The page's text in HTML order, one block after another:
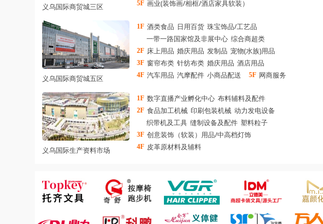
义乌国际商贸城三区
5F 画业(装饰画/相框/酒店家具软装）
义乌国际商贸城五区
1F 酒类食品 日用百货 珠宝饰品/工艺品
一带一路国家馆及非展中心 综合商超类
2F 床上用品 婚庆用品 发制品 宠物(水族)用品
3F 窗帘布类 针纺布类 婚庆用品 酒店用品
4F 汽车用品 汽摩配件 小商品配送 5F 网商服务
义乌国际生产资料市场
1F 数字直播产业孵化中心 布料辅料及配件
2F 食品加工机械 印刷包装机械 动力发电设备
织带机及工具 缝制设备及配件 塑料粒子
3F 创意装饰（软装）用品/中高档灯饰
4F 皮革原材料及辅料